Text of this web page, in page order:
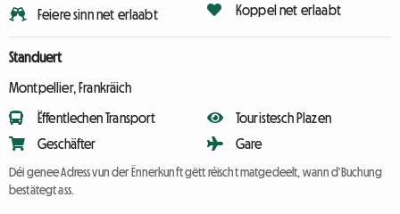
Feiere sinn net erlaabt
Koppel net erlaabt
Standuert
Montpellier, Frankräich
Ëffentlechen Transport
Geschäfter
Touristesch Plazen
Gare
Déi genee Adress vun der Ënnerkunft gëtt réischt matgedeelt, wann d'Buchung
bestätegt ass.